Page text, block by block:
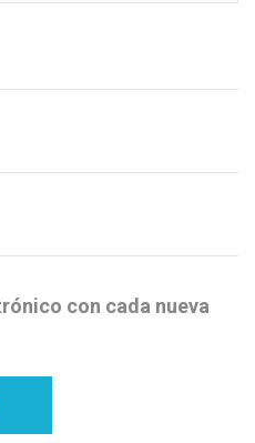
con cada nueva